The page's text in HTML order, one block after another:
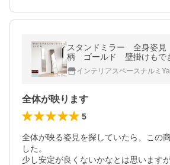
スタンドミラー 全身姿
柄 ゴールド 壁掛けもで
インテリアスペースナルミ
全体が映ります
5
全体が映る姿見を探していたら、この
した。
少し安定が良くないかなとは思いますが